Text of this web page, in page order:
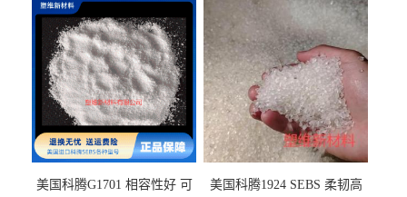
美国科腾G1701 相容性好 可
美国科腾1924 SEBS 柔韧高